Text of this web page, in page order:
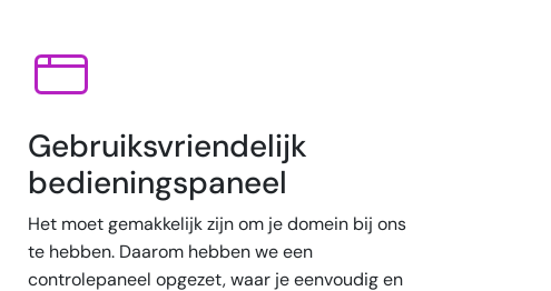
Gebruiksvriendelijk
bedieningspaneel
Het moet gemakkelijk zijn om je domein bij ons
te hebben. Daarom hebben we een
controlepaneel opgezet, waar je eenvoudig en